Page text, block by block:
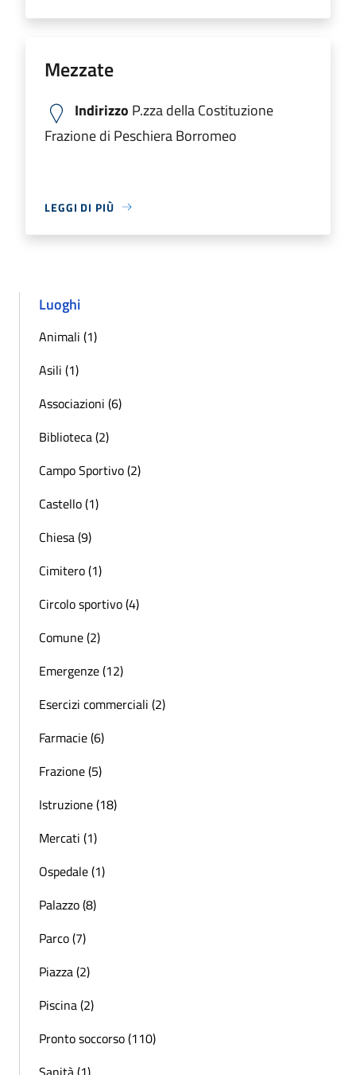
Mezzate
Indirizzo P.zza della Costituzione
Frazione di Peschiera Borromeo
LEGGI DI PIÙ
Luoghi
Animali (1)
Asili (1)
Associazioni (6)
Biblioteca (2)
Campo Sportivo (2)
Castello (1)
Chiesa (9)
Cimitero (1)
Circolo sportivo (4)
Comune (2)
Emergenze (12)
Esercizi commerciali (2)
Farmacie (6)
Frazione (5)
Istruzione (18)
Mercati (1)
Ospedale (1)
Palazzo (8)
Parco (7)
Piazza (2)
Piscina (2)
Pronto soccorso (110)